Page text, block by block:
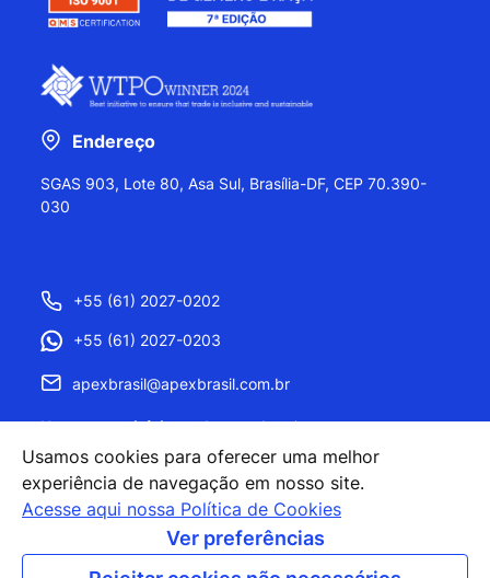
Endereço
SGAS 903, Lote 80, Asa Sul, Brasília-DF, CEP 70.390-
030
+55 (61) 2027-0202
+55 (61) 2027-0203
apexbrasil@apexbrasil.com.br
Nossos escritórios pelo mundo
Usamos cookies para oferecer uma melhor
experiência de navegação em nosso site.
Acesse aqui nossa Política de Cookies
Ver preferências